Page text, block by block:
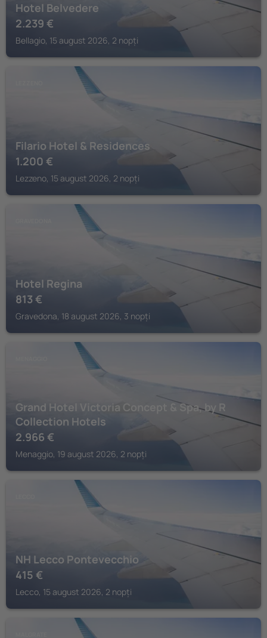
Hotel Belvedere
2.239 €
Bellagio, 15 august 2026, 2 nopți
Filario Hotel & Residences
1.200 €
Lezzeno, 15 august 2026, 2 nopți
Hotel Regina
813 €
Gravedona, 18 august 2026, 3 nopți
Grand Hotel Victoria Concept & Spa, by R
Collection Hotels
2.966 €
Menaggio, 19 august 2026, 2 nopți
NH Lecco Pontevecchio
415 €
Lecco, 15 august 2026, 2 nopți